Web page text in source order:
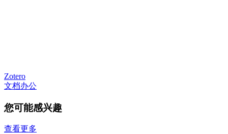
Zotero
文档办公
您可能感兴趣
查看更多